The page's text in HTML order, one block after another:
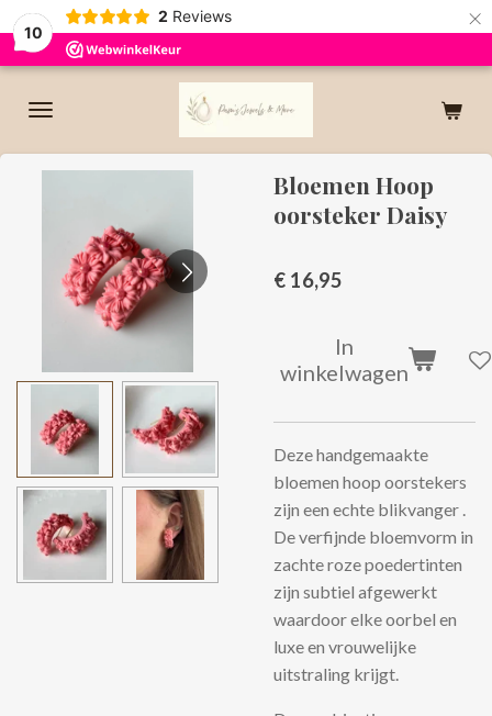
10
2 Reviews ×
Bloemen Hoop
oorsteker Daisy
€ 16,95
In
winkelwagen
Deze handgemaakte
bloemen hoop oorstekers
zijn een echte blikvanger .
De verfijnde bloemvorm in
zachte roze poedertinten
zijn subtiel afgewerkt
waardoor elke oorbel en
luxe en vrouwelijke
uitstraling krijgt.